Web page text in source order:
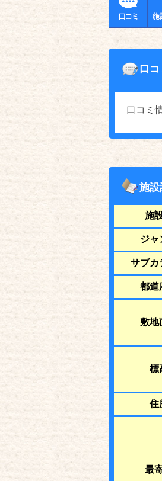
口コ
口コミ
施
施
ジャ
サブカ
都道
敷地
標
住
最